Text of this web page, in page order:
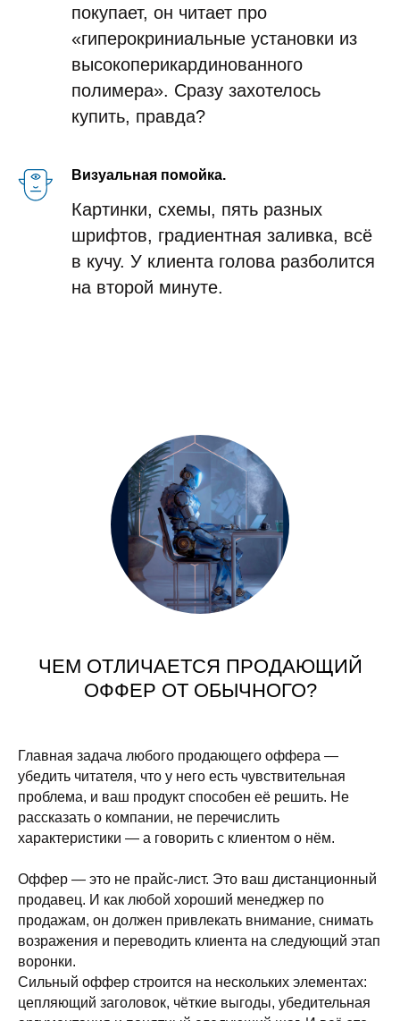
покупает, он читает про
«гиперокриниальные установки из
высокоперикардинованного
полимера». Сразу захотелось
купить, правда?
Визуальная помойка.
Картинки, схемы, пять разных
шрифтов, градиентная заливка, всё
в кучу. У клиента голова разболится
на второй минуте.
ЧЕМ ОТЛИЧАЕТСЯ ПРОДАЮЩИЙ
ОФФЕР ОТ ОБЫЧНОГО?
Главная задача любого продающего оффера —
убедить читателя, что у него есть чувствительная
проблема, и ваш продукт способен её решить. Не
рассказать о компании, не перечислить
характеристики — а говорить с клиентом о нём.
Оффер — это не прайс-лист. Это ваш дистанционный
продавец. И как любой хороший менеджер по
продажам, он должен привлекать внимание, снимать
возражения и переводить клиента на следующий этап
воронки.
Сильный оффер строится на нескольких элементах:
цепляющий заголовок, чёткие выгоды, убедительная